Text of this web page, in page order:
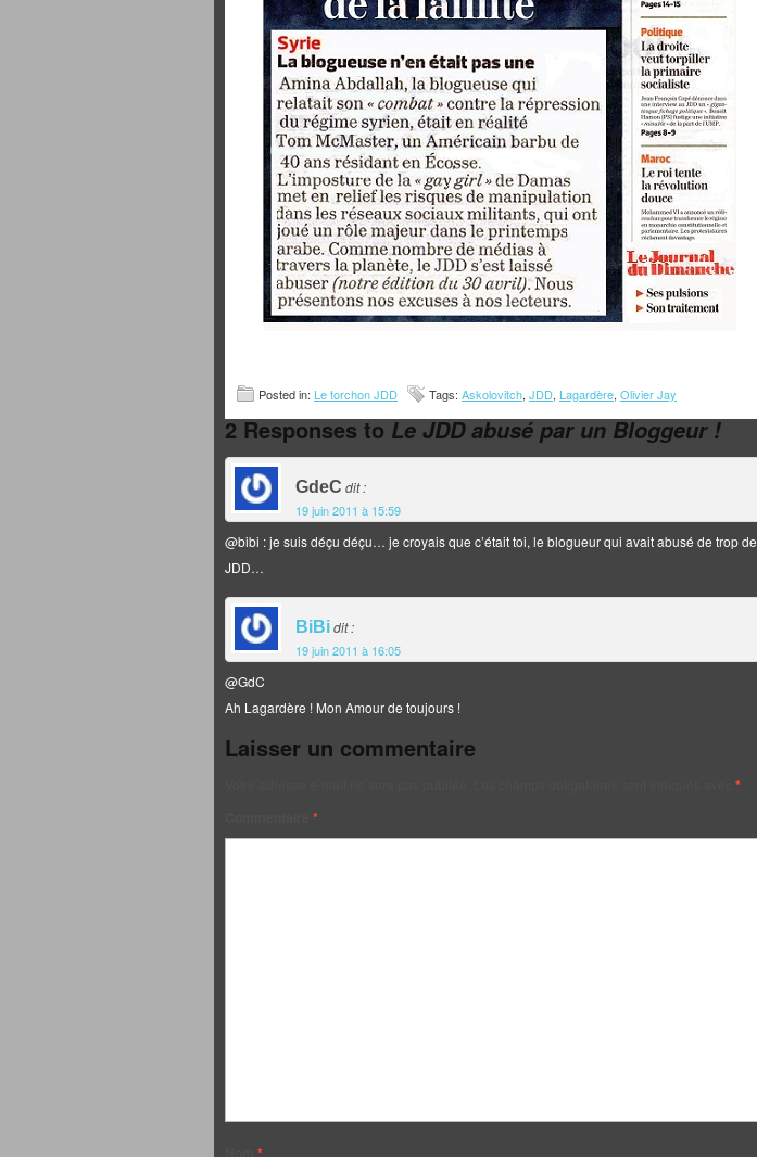
Posted in: Le torchon JDD Tags: Askolovitch, JDD, Lagardère, Olivier Jay
2 Responses toLe JDD abusé par un Bloggeur !
GdeC dit :
19 juin 2011 à 15:59
@bibi : je suis déçu déçu… je croyais que c’était toi, le blogueur qui avait abusé de trop de
JDD…
BiBidit :
19 juin 2011 à 16:05
@GdC
Ah Lagardère ! Mon Amour de toujours !
Laisser un commentaire
*
*
*